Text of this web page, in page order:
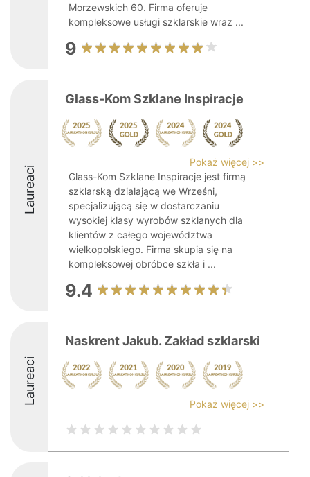
Morzewskich 60. Firma oferuje
kompleksowe usługi szklarskie wraz ...
9
Laureaci
Glass-Kom Szklane Inspiracje
Pokaż więcej >>
Glass-Kom Szklane Inspiracje jest firmą
szklarską działającą we Wrześni,
specjalizującą się w dostarczaniu
wysokiej klasy wyrobów szklanych dla
klientów z całego województwa
wielkopolskiego. Firma skupia się na
kompleksowej obróbce szkła i ...
9.4
Laureaci
Naskrent Jakub. Zakład szklarski
Pokaż więcej >>